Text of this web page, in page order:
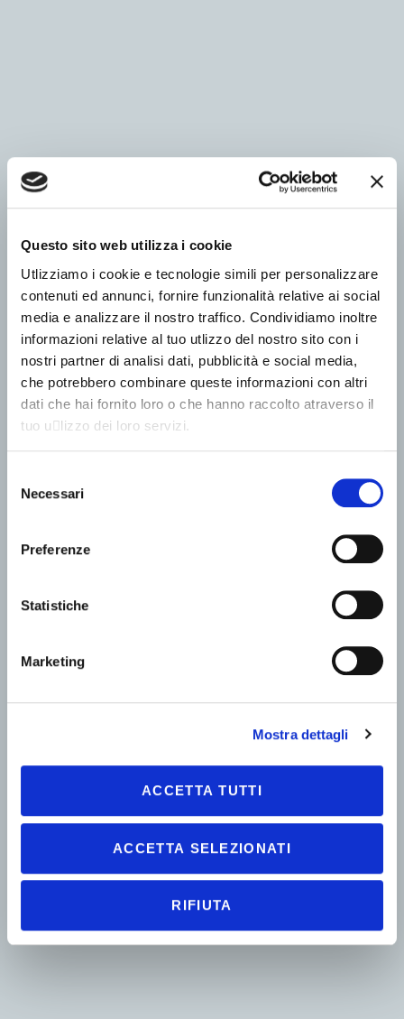
Questo sito web utilizza i cookie
Utlizziamo i cookie e tecnologie simili per personalizzare
contenuti ed annunci, fornire funzionalità relative ai social
media e analizzare il nostro traffico. Condividiamo inoltre
informazioni relative al tuo utlizzo del nostro sito con i
nostri partner di analisi dati, pubblicità e social media,
che potrebbero combinare queste informazioni con altri
dati che hai fornito loro o che hanno raccolto atraverso il
tuo u􀆟lizzo dei loro servizi.
delNecessari
Preferenze
Statistiche
Marketing
Mostra dettagli
ACCETTA TUTTI
ACCETTA SELEZIONATI
RIFIUTA